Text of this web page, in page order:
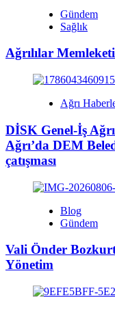
Gündem
Sağlık
Ağrılılar
Ağrı
DİSK Genel-İş
Ağrı’da DEM
çatışması
Blog
Gündem
Vali Önder
Yönetim